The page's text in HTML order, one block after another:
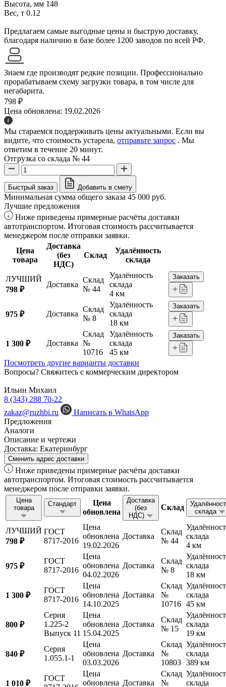
Высота, мм 148
Вес, т 0.12
Предлагаем самые выгодные цены и быструю доставку,
благодаря наличию в базе более 1200 заводов по всей РФ.
Знаем где производят редкие позиции. Профессионально
прорабатываем схему загрузки товара, в том числе для
негабарита.
798 ₽
Цена обновлена: 19.02.2026
Мы стараемся поддерживать цены актуальными. Если вы
видите, что стоимость устарела, отправьте запрос . Мы
ответим в течение 20 минут.
Отгрузка со склада № 44
Быстрый заказ Добавить в смету
Минимальная сумма общего заказа 45 000 руб.
Лучшие предложения
Ниже приведены примерные расчёты доставки
автотранспортом. Итоговая стоимость рассчитывается
менеджером после отправки заявки.
Цена
товара
Доставка
(без
НДС)
Склад
Удалённость
склада
ЛУЧШИЙ
798 ₽
Доставка
Склад
№ 44
Удалённость
склада
4 км
Заказать
975 ₽ Доставка
Склад
№ 8
Удалённость
склада
18 км
Заказать
1 300 ₽ Доставка
Склад
№
10716
Удалённость
склада
45 км
Заказать
Посмотреть другие варианты доставки
Вопросы? Свяжитесь с коммерческим директором
Ильин Михаил
8 (343) 288 70-22
zakaz@ruzhbi.ru
Написать в WhatsApp
Предложения
Аналоги
Описание и чертежи
Доставка: Екатеринбург
Сменить адрес доставки
Ниже приведены примерные расчёты доставки
автотранспортом. Итоговая стоимость рассчитывается
менеджером после отправки заявки.
Цена
товара
Стандарт
Цена
обновлена
Доставка
(без
НДС)
Склад
склада
ЛУЧШИЙ
798 ₽
ГОСТ
8717-2016
Цена
обновлена
19.02.2026
Доставка
Склад
№ 44
склада
4 км
975 ₽
ГОСТ
8717-2016
Цена
обновлена
04.02.2026
Доставка
Склад
№ 8
склада
18 км
1 300 ₽
ГОСТ
8717-2016
Цена
обновлена
14.10.2025
Доставка
Склад
№
10716
склада
45 км
800 ₽
Серия
1.225-2
Выпуск 11
Цена
обновлена
15.04.2025
Доставка
Склад
№ 15
склада
19 км
840 ₽
Серия
1.055.1-1
Цена
обновлена
03.03.2026
Доставка
Склад
№
10803
склада
389 км
1 010 ₽
ГОСТ
Цена
обновлена Доставка
Склад
№
склада